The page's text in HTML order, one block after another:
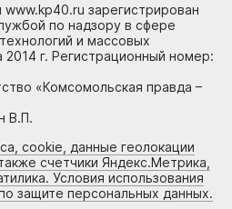
зарегистрирован
по надзору в сфере
и массовых
2014 г. Регистрационный номер:
«Комсомольская правда –
В.П.
cookie, данные геолокации
счетчики Яндекс.Метрика,
Условия использования
защите персональных данных.